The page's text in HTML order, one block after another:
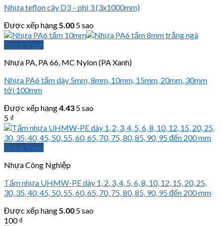
Nhựa teflon cây D3 – phi 3 (3x1000mm)
Được xếp hạng5.00 5 sao
Quick View
Nhựa PA, PA 66, MC Nylon (PA Xanh)
Nhựa PA6 tấm dày 5mm, 8mm, 10mm, 15mm, 20mm, 30mm
tới 100mm
Được xếp hạng4.43 5 sao
5 ₫
Quick View
Nhựa Công Nghiệp
Tấm nhựa UHMW-PE dày 1, 2, 3, 4, 5, 6, 8, 10, 12, 15, 20, 25,
30, 35, 40, 45, 50, 55, 60, 65, 70, 75, 80, 85, 90, 95 đến 200 mm
Được xếp hạng5.00 5 sao
100₫